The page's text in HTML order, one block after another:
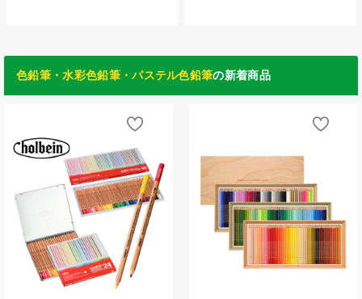
色鉛筆・水彩色鉛筆・パステル色鉛筆の新着商品